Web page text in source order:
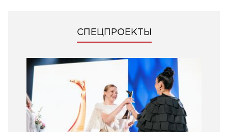
СПЕЦПРОЕКТЫ